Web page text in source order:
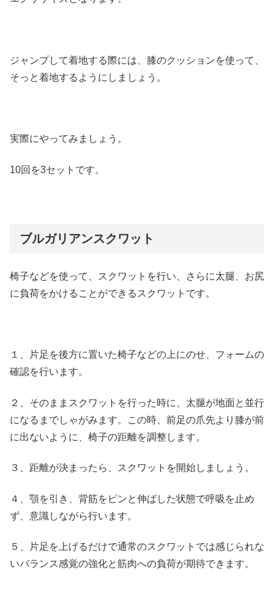
ジャンプして着地する際には、膝のクッションを使って、
そっと着地するようにしましょう。
実際にやってみましょう。
10回を3セットです。
ブルガリアンスクワット
椅子などを使って、スクワットを行い、さらに太腿、お尻
に負荷をかけることができるスクワットです。
１、片足を後方に置いた椅子などの上にのせ、フォームの
確認を行います。
２、そのままスクワットを行った時に、太腿が地面と並行
になるまでしゃがみます。この時、前足の爪先より膝が前
に出ないように、椅子の距離を調整します。
３、距離が決まったら、スクワットを開始しましょう。
４、顎を引き、背筋をピンと伸ばした状態で呼吸を止め
ず、意識しながら行います。
５、片足を上げるだけで通常のスクワットでは感じられな
いバランス感覚の強化と筋肉への負荷が期待できます。